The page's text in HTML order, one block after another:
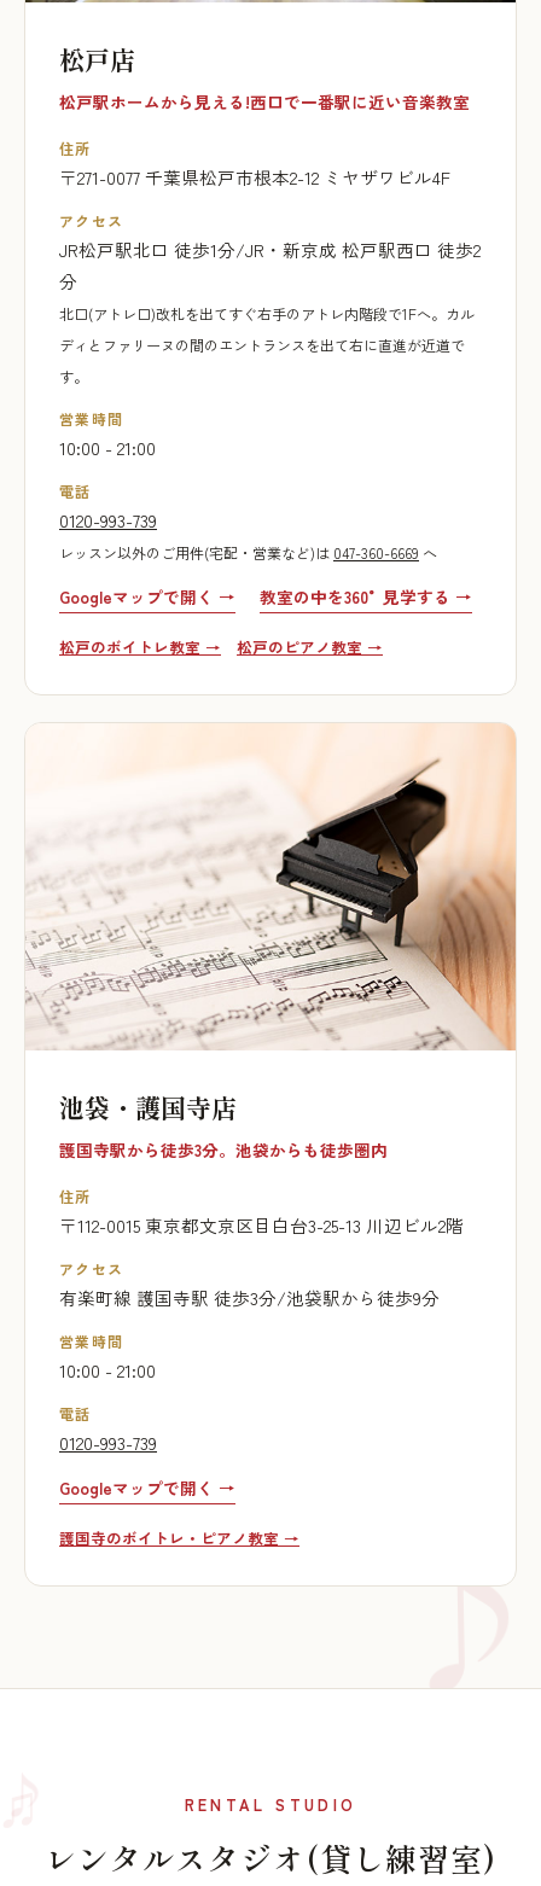
松戸店
松戸駅ホームから見える!西口で一番駅に近い音楽教室
住所
〒271-0077 千葉県松戸市根本2-12 ミヤザワビル4F
アクセス
JR松戸駅北口 徒歩1分/JR・新京成 松戸駅西口 徒歩2
分
北口(アトレ口)改札を出てすぐ右手のアトレ内階段で1Fへ。カル
ディとファリーヌの間のエントランスを出て右に直進が近道で
す。
営業時間
10:00 - 21:00
電話
0120-993-739
レッスン以外のご用件(宅配・営業など)は 047-360-6669 へ
Googleマップで開く → 教室の中を360°見学する →
松戸のボイトレ教室 → 松戸のピアノ教室 →
池袋・護国寺店
護国寺駅から徒歩3分。池袋からも徒歩圏内
住所
〒112-0015 東京都文京区目白台3-25-13 川辺ビル2階
アクセス
有楽町線 護国寺駅 徒歩3分/池袋駅から徒歩9分
営業時間
10:00 - 21:00
電話
0120-993-739
Googleマップで開く →
護国寺のボイトレ・ピアノ教室 →
RENTAL STUDIO
レンタルスタジオ(貸し練習室)